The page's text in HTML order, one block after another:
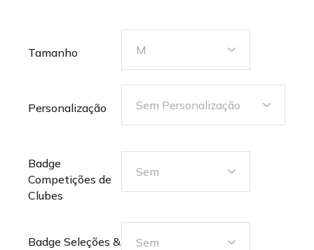
Tamanho
Personalização
Badge
Competições de
Clubes
Badge Seleções &